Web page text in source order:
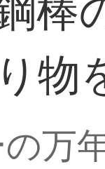
物
万